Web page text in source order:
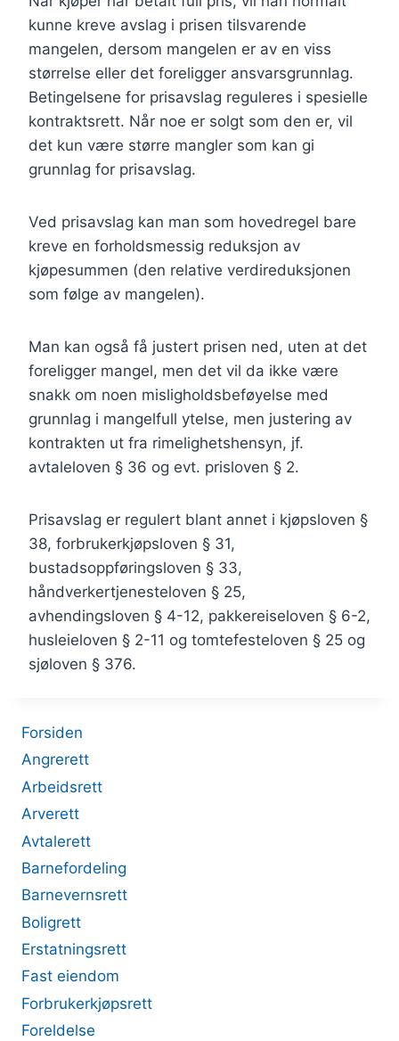
kunne kreve avslag i prisen tilsvarende
mangelen, dersom mangelen er av en viss
størrelse eller det foreligger ansvarsgrunnlag.
Betingelsene for prisavslag reguleres i spesielle
kontraktsrett. Når noe er solgt som den er, vil
det kun være større mangler som kan gi
grunnlag for prisavslag.
Ved prisavslag kan man som hovedregel bare
kreve en forholdsmessig reduksjon av
kjøpesummen (den relative verdireduksjonen
som følge av mangelen).
Man kan også få justert prisen ned, uten at det
foreligger mangel, men det vil da ikke være
snakk om noen misligholdsbeføyelse med
grunnlag i mangelfull ytelse, men justering av
kontrakten ut fra rimelighetshensyn, jf.
avtaleloven § 36 og evt. prisloven § 2.
Prisavslag er regulert blant annet i kjøpsloven §
38, forbrukerkjøpsloven § 31,
bustadsoppføringsloven § 33,
håndverkertjenesteloven § 25,
avhendingsloven § 4-12, pakkereiseloven § 6-2,
husleieloven § 2-11 og tomtefesteloven § 25 og
sjøloven § 376.
Forsiden
Angrerett
Arbeidsrett
Arverett
Avtalerett
Barnefordeling
Barnevernsrett
Boligrett
Erstatningsrett
Fast eiendom
Forbrukerkjøpsrett
Foreldelse